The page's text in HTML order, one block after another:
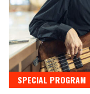
SPECIAL PROGRAM